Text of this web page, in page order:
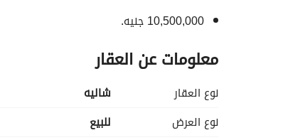
10,500,000 جنيه.
معلومات عن العقار
نوع العقار
شاليه
نوع العرض
للبيع